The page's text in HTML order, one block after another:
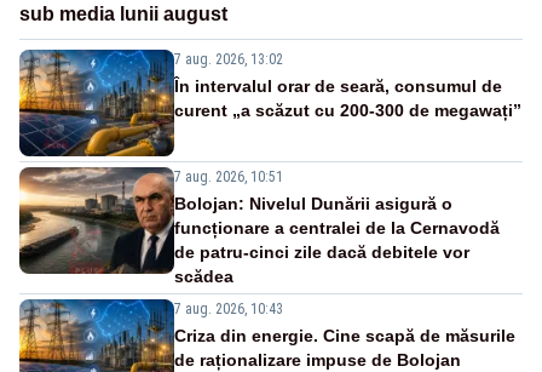
sub media lunii august
7 aug. 2026, 13:02
În intervalul orar de seară, consumul de
curent „a scăzut cu 200-300 de megawați”
7 aug. 2026, 10:51
Bolojan: Nivelul Dunării asigură o
funcționare a centralei de la Cernavodă
de patru-cinci zile dacă debitele vor
scădea
7 aug. 2026, 10:43
Criza din energie. Cine scapă de măsurile
de raționalizare impuse de Bolojan